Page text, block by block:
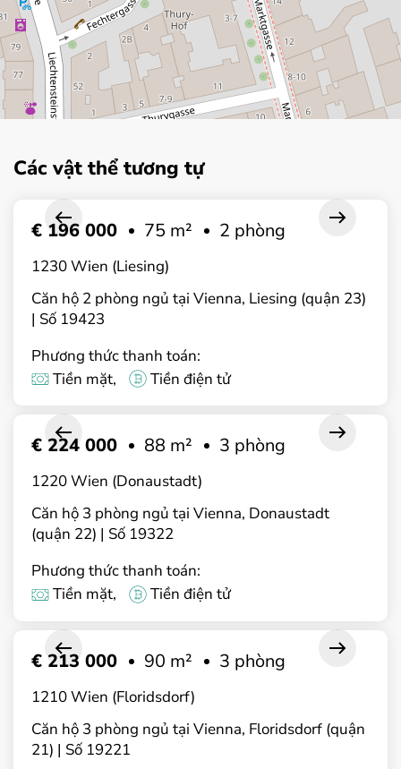
Các vật thể tương tự
Căn hộ 2 phòng ngủ tại Vienna, Liesing (quận 23)
| Số 19423
€ 196 000 75 m² 2 phòng
1230 Wien (Liesing)
Phương thức thanh toán:
Tiền mặt,
Tiền điện tử
Căn hộ 3 phòng ngủ tại Vienna, Donaustadt
(quận 22) | Số 19322
€ 224 000 88 m² 3 phòng
1220 Wien (Donaustadt)
Phương thức thanh toán:
Tiền mặt,
Tiền điện tử
Căn hộ 3 phòng ngủ tại Vienna, Floridsdorf (quận
21) | Số 19221
€ 213 000 90 m² 3 phòng
1210 Wien (Floridsdorf)